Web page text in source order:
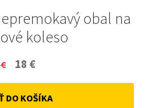
obal na
koleso
€
Original
price
was:
18 €
price
is:
DO KOŠÍKA